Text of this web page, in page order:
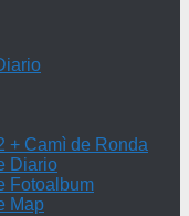
+ Camì de Ronda
Diario
Fotoalbum
Map